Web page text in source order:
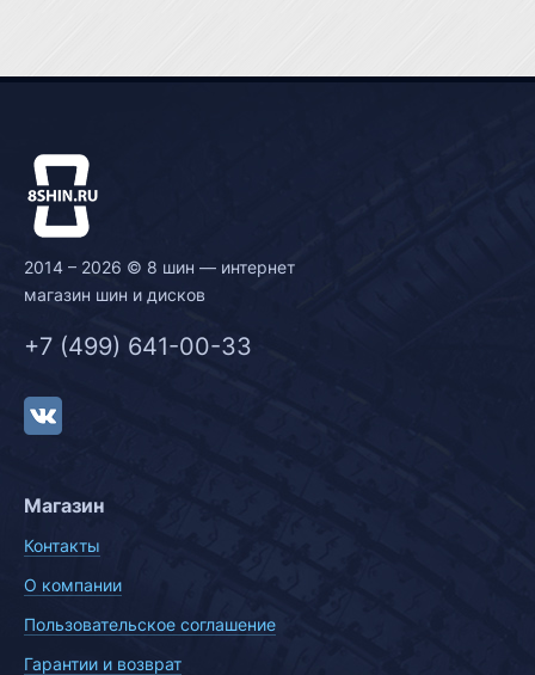
2014 – 2026 © 8 шин — интернет
магазин шин и дисков
+7 (499) 641-00-33
Магазин
Контакты
О компании
Пользовательское соглашение
Гарантии и возврат